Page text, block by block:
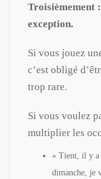
Troisièmement
exception.
Si vous jouez
c’est obligé
trop rare.
Si vous voulez
multiplier les
« Tient, il y a
dimanche, je